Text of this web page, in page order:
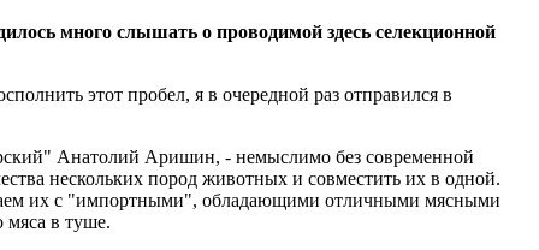
много слышать о проводимой здесь селекционной
этот пробел, я в очередной раз отправился в
Анатолий Аришин, - немыслимо без современной
нескольких пород животных и совместить их в одной.
их с "импортными", обладающими отличными мясными
мяса в туше.